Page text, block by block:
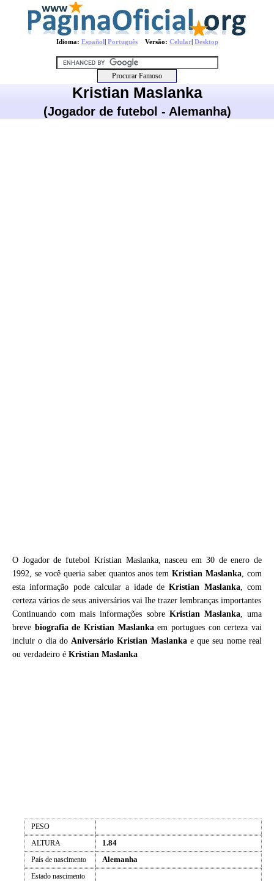
Idioma: Español| PortuguêsVersão: Celular| Desktop
Kristian Maslanka
(Jogador de futebol - Alemanha)
O Jogador de futebol Kristian Maslanka, nasceu em 30 de enero de
1992, se você queria saber quantos anos temKristian Maslanka, com
esta informação pode calcular a idade deKristian Maslanka, com
certeza vários de seus aniversários vai lhe trazer lembranças importantes
Continuando com mais informações sobre Kristian Maslanka, uma
breve biografia deKristian Maslankaem portugues con certeza vai
incluir o dia doAniversário Kristian Maslankae que seu nome real
ou verdadeiro é Kristian Maslanka
PESO
ALTURA
1.84
País de nascimento Alemanha
Estado nascimento